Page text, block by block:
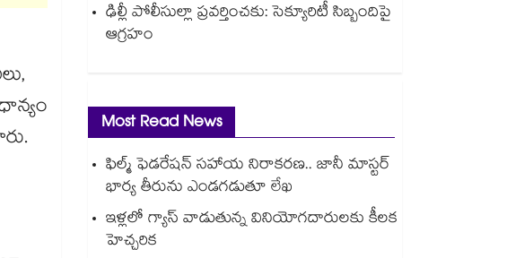
ఢిల్లీ పోలీసుల్లా ప్రవర్తించకు: సెక్యూరిటీ సిబ్బందిపై
ఆగ్రహం
Most Read News
ఫిల్మ్ ఫెడరేషన్ సహాయ నిరాకరణ.. జానీ మాస్టర్
భార్య తీరును ఎండగడుతూ లేఖ
ఇళ్లలో గ్యాస్ వాడుతున్న వినియోగదారులకు కీలక
హెచ్చరిక